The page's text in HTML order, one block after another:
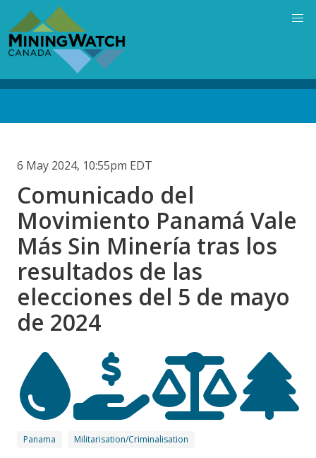
main
content
6 May 2024, 10:55pm EDT
Comunicado del
Movimiento Panamá Vale
Más Sin Minería tras los
resultados de las
elecciones del 5 de mayo
de 2024
Panama Militarisation/Criminalisation